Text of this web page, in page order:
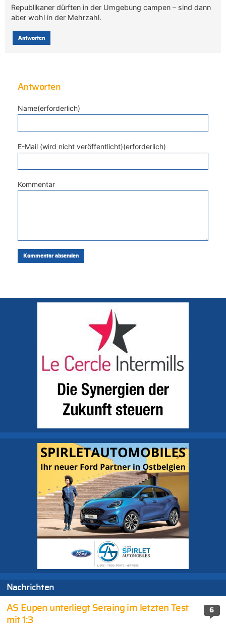
Republikaner dürften in der Umgebung campen – sind dann
aber wohl in der Mehrzahl.
Antworten
Antworten
Name(erforderlich)
E-Mail (wird nicht veröffentlicht)(erforderlich)
Kommentar
Nachrichten
6
AS Eupen unterliegt Seraing im letzten Test
mit 1:3